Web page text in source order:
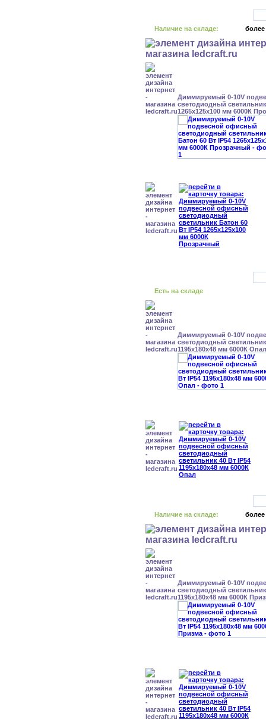
Наличие на складе: более
Диммируемый 0-10V
светодиодный
1265x125x100 мм 6000К
Есть на складе
Диммируемый 0-10V
светодиодный
1195x180x48 мм 6000К Опал
Наличие на складе: более
Диммируемый 0-10V
светодиодный
1195x180x48 мм 6000К